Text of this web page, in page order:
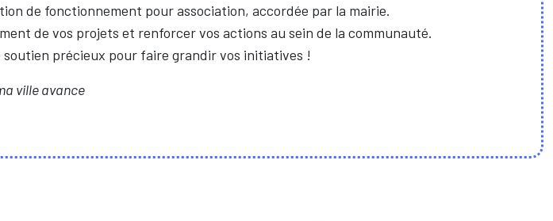
de fonctionnement pour association, accordée par la mairie.
de vos projets et renforcer vos actions au sein de la communauté.
soutien précieux pour faire grandir vos initiatives !
ville avance